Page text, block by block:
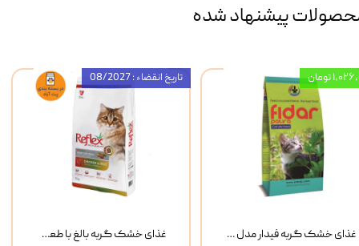
پیشنهاد شده
غذای خشک گربه بالغ با طعم مرغ و برنج رفلکس Reflex Multi Color Chicken And Rice وزن 1 کیلوگرم
تاریخ انقضاء : 08/2027
غذای خشک گربه فیدار مدل Adult وزن 10 کیلوگرم
تومان